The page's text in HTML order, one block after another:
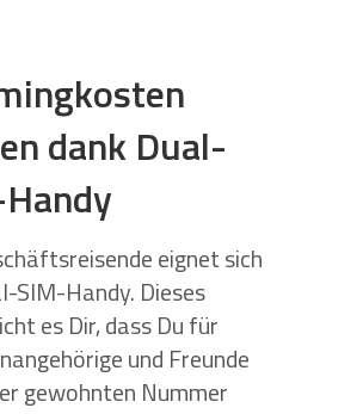
dank Dual-
eignet sich
SIM-Handy. Dieses
es Dir, dass Du für
und Freunde
gewohnten Nummer